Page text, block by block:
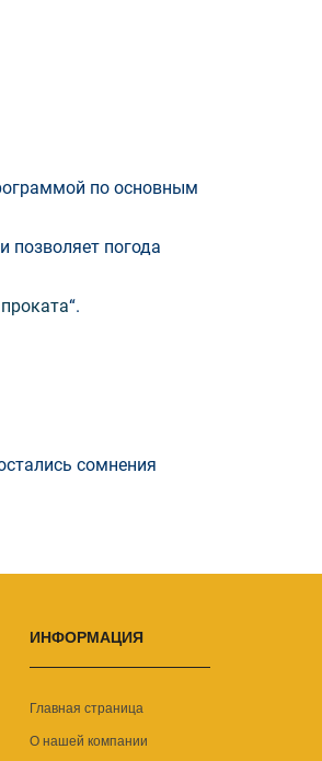
по основным
позволяет погода
“.
сомнения
ИНФОРМАЦИЯ
Главная страница
О нашей компании